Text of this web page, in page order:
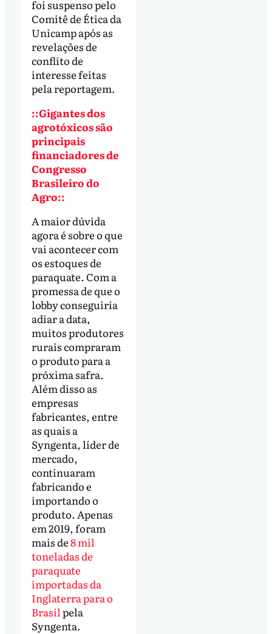
foi suspenso pelo
Comitê de Ética da
Unicamp após as
revelações de
conflito de
interesse feitas
pela reportagem.
::Gigantes dos
agrotóxicos são
principais
financiadores de
Congresso
Brasileiro do
Agro::
A maior dúvida
agora é sobre o que
vai acontecer com
os estoques de
paraquate. Com a
promessa de que o
lobby conseguiria
adiar a data,
muitos produtores
rurais compraram
o produto para a
próxima safra.
Além disso as
empresas
fabricantes, entre
as quais a
Syngenta, líder de
mercado,
continuaram
fabricando e
importando o
produto. Apenas
em 2019, foram
mais de8 mil
toneladas de
paraquate
importadas da
Inglaterra para o
Brasil pela
Syngenta.